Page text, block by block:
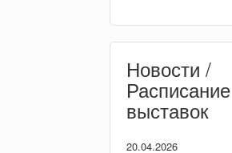
Новости /
Расписание
выставок
20.04.2026